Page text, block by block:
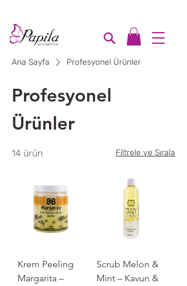
Ana Sayfa Profesyonel Ürünler
Profesyonel
Ürünler
14 ürün Filtrele ve Sırala
Krem Peeling
Margarita –
Scrub Melon &
Mint – Kavun &